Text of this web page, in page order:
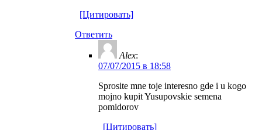
[Цитировать]
Ответить
Alex:
07/07/2015 в 18:58
Sprosite mne toje interesno gde i u kogo
mojno kupit Yusupovskie semena
pomidorov
[Цитировать]